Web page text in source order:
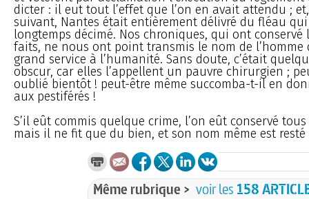
dicter : il eut tout l’effet que l’on en avait attendu ;
suivant, Nantes était entièrement délivré du fléau qui
longtemps décimé. Nos chroniques, qui ont conservé
faits, ne nous ont point transmis le nom de
grand service à l’humanité. Sans doute, c’était
obscur, car elles l’appellent un pauvre chirurgien ;
oublié bientôt ! peut-être même succomba-t-il en
aux pestiférés !
S’il eût commis quelque crime, l’on eût conservé
mais il ne fit que du bien, et son nom même est
Même rubrique > voir les 158